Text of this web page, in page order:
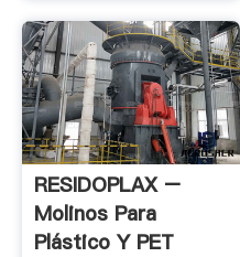
RESIDOPLAX –
Molinos Para
Plástico Y PET